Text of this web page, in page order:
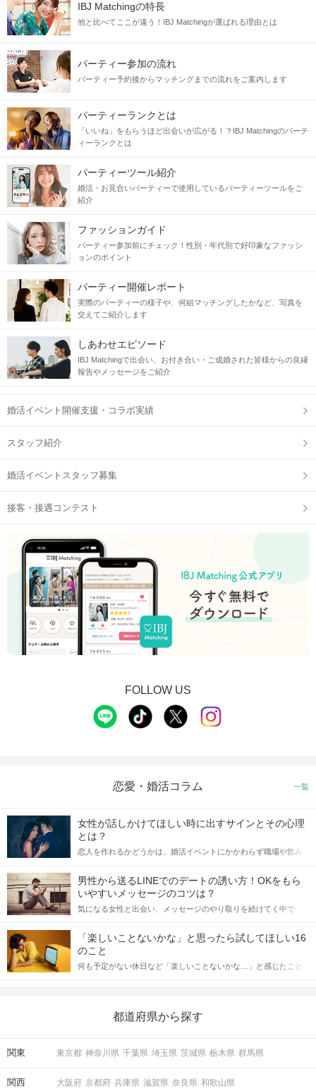
IBJ Matchingの特長
他と比べてここが違う！IBJ Matchingが選ばれる理由とは
パーティー参加の流れ
パーティー予約後からマッチングまでの流れをご案内します
パーティーランクとは
「いいね」をもらうほど出会いが広がる！？IBJ Matchingのパーテ
ィーランクとは
パーティーツール紹介
婚活・お見合いパーティーで使用しているパーティーツールをご
紹介
ファッションガイド
パーティー参加前にチェック！性別・年代別で好印象なファッシ
ョンのポイント
パーティー開催レポート
実際のパーティーの様子や、何組マッチングしたかなど、写真を
交えてご紹介します
しあわせエピソード
IBJ Matchingで出会い、お付き合い・ご成婚された皆様からの良縁
報告やメッセージをご紹介
婚活イベント開催支援・コラボ実績
スタッフ紹介
婚活イベントスタッフ募集
接客・接遇コンテスト
FOLLOW US
恋愛・婚活コラム 一覧
女性が話しかけてほしい時に出すサインとその心理
とは？
恋人を作れるかどうかは、婚活イベントにかかわらず職場や飲み
てアプローチできるかにも左右されます。 これから恋人作りを本
格的に始めようとしている方は、女性が異性を求めて出すサイン
をしっかりと理解し、正しい行動に移せるかどうかが重要。 この
記事では、女性が話しかけて欲しい時に出すサインとその心理を
合にどのような行動に繋げるべきかをご紹介していきます。
男性から送るLINEでのデートの誘い方！OKをもら
いやすいメッセージのコツは？
気になる女性と出会い、メッセージのやり取りを続けてく中で
しかし、中には「どう誘ったらいいの？」とお困りの男性もいら
っしゃるのではないでしょうか。 そこで今回は、男性から女性へ
送るLINEでのデートの誘い方のコツをご紹介します。例文も混じ
えながら解説するので、ぜひ参考にしてください。
「楽しいことないかな」と思ったら試してほしい16
のこと
何も予定がない休日など「楽しいことないかな…」と感じたこと
の楽しいことアイデアを集めました♪ いままさに楽しいことを探し
都道府県から探す
関東 東京都 神奈川県 千葉県 埼玉県 茨城県 栃木県 群馬県
関西 大阪府 京都府 兵庫県 滋賀県 奈良県 和歌山県